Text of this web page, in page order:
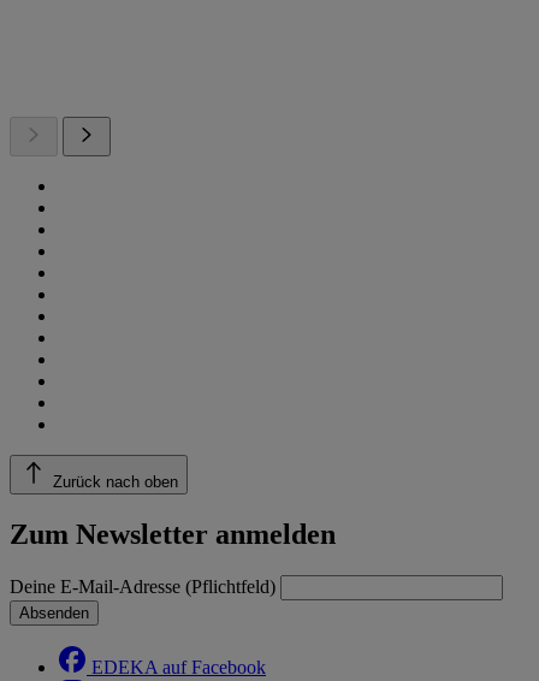
Zurück nach oben
Zum Newsletter anmelden
Deine E-Mail-Adresse (Pflichtfeld)
Absenden
EDEKA auf Facebook